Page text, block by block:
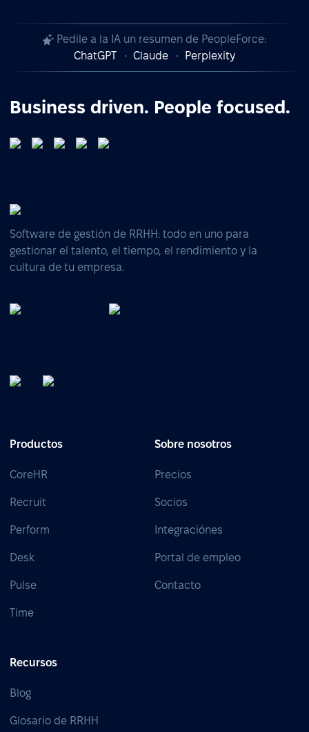
Pedile a la IA un resumen de PeopleForce:
ChatGPT
Claude Perplexity
Business driven. People focused.
Software de gestión de RRHH: todo en uno para
gestionar el talento, el tiempo, el rendimiento y la
cultura de tu empresa.
Productos
CoreHR
Recruit
Perform
Desk
Pulse
Time
Sobre nosotros
Precios
Socios
Integraciónes
Portal de empleo
Contacto
Recursos
Blog
Glosario de RRHH